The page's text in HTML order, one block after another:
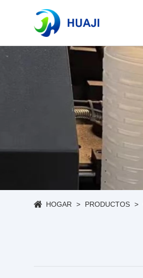
HOGAR PRODUCTOS